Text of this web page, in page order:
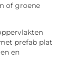
of groene
prefab plat
en